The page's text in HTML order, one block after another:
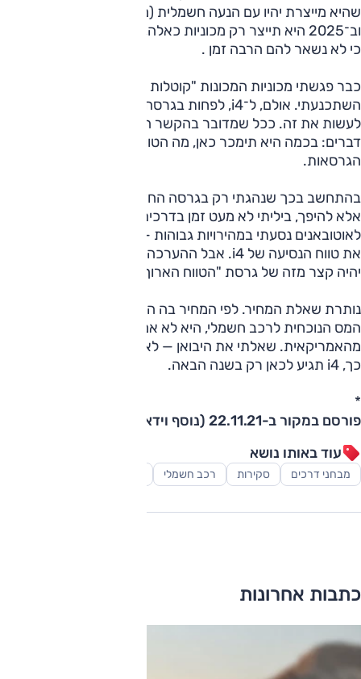
שהיא מייצרת יהיו עם הנעה חשמלית (מלאה או חלקית),
וב־2025 היא תייצר רק מכוניות כאלה, כדאי שיתחילו להתרגל
כי לא נשאר להם הרבה זמן .
כבר פגשתי מכוניות המכונות "קוטלות טסלה", אך לרוב לא
השתכנעתי. אולם, ל־i4, לפחות בגרסה בה נהגתי, יש הכלים
לעשות את זה. ככל שמדובר בהקשר הישראלי, הדבר תלוי בשני
דברים: בכמה היא תימכר כאן, מה הטווח האמיתי של שתי
הגרסאות.
בהתחשב בכך שנהגתי רק בגרסה החזקה, לא "חסכתי" בחשמל
אלא להיפך, ביליתי לא מעט זמן בדרכים הרריות וכשעברתי
לאוטובאנים נסעתי במהירויות גבוהות — איני יכול באמת לחשב
את טווח הנסיעה של i4. אבל ההערכה שלי היא שהטווח שלה לא
יהיה קצר מזה של גרסת "הטווח הארוך" של טסלה מודל 3.
נותרת שאלת המחיר. לפי המחיר בה היא מוצעת באירופה ורמת
המס הנוכחית לרכב חשמלי, היא לא אמורה להיות יקרה בהרבה
מהאמריקאית. שאלתי את היבואן — לא קיבלתי תשובה; כך או
כך, i4 תגיע לכאן רק בשנה הבאה.
*
פורסם במקור ב-22.11.21 (נוסף וידאו)
עוד באותו נושא
מבחני דרכים סקירות רכב חשמלי
כתבות אחרונות